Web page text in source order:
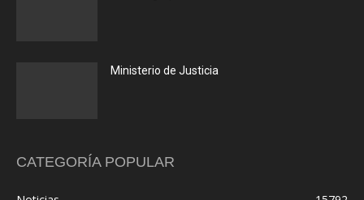
Ministerio de Justicia
CATEGORÍA POPULAR